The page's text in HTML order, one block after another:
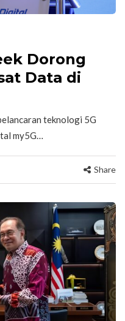
Dorong
Data di
teknologi 5G
my5G…
Share